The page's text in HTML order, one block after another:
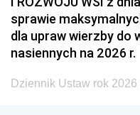
sprawie
dla upraw wierzby do
nasiennych na 2026 r.
Dziennik Ustaw rok 2026